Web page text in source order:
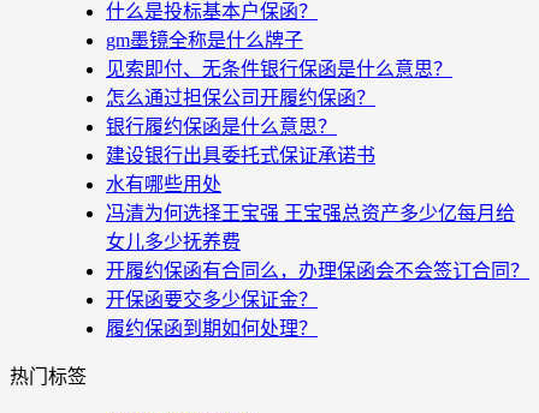
什么是投标基本户保函？
gm墨镜全称是什么牌子
见索即付、无条件银行保函是什么意思？
怎么通过担保公司开履约保函？
银行履约保函是什么意思？
建设银行出具委托式保证承诺书
水有哪些用处
冯清为何选择王宝强 王宝强总资产多少亿每月给
女儿多少抚养费
开履约保函有合同么，办理保函会不会签订合同？
开保函要交多少保证金？
履约保函到期如何处理？
热门标签